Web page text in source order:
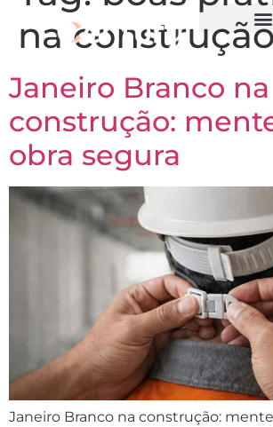
na construção
Janeiro Branco na
construção:
obra segura
Janeiro Branco na construção: